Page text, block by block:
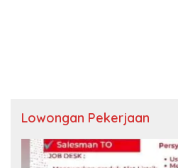
Lowongan Pekerjaan